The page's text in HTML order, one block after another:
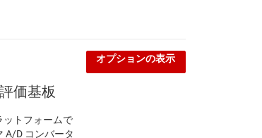
価基板
ットフォームで
A/D コンバータ
オプションの表示